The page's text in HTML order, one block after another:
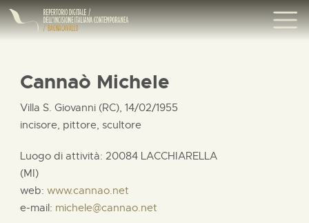
Cannaò Michele
Villa S. Giovanni (RC), 14/02/1955
incisore, pittore, scultore
Luogo di attività: 20084 LACCHIARELLA
(MI)
web: www.cannao.net
e-mail: michele@cannao.net